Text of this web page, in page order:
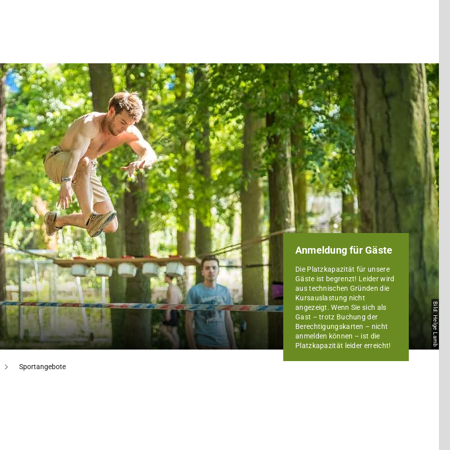
Anmeldung für Gäste
Die Platzkapazität für unsere
Gäste ist begrenzt! Leider wird
aus technischen Gründen die
Kursauslastung nicht
angezeigt. Wenn Sie sich als
Gast – trotz Buchung der
Berechtigungskarten – nicht
anmelden können – ist die
Platzkapazität leider erreicht!
Bild: Helge Lamb
Sportangebote